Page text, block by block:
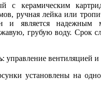
с керамическим
ручная лейка или
и является надежным
грубую воду. Срок
: управление вентиляцией и
установлены на